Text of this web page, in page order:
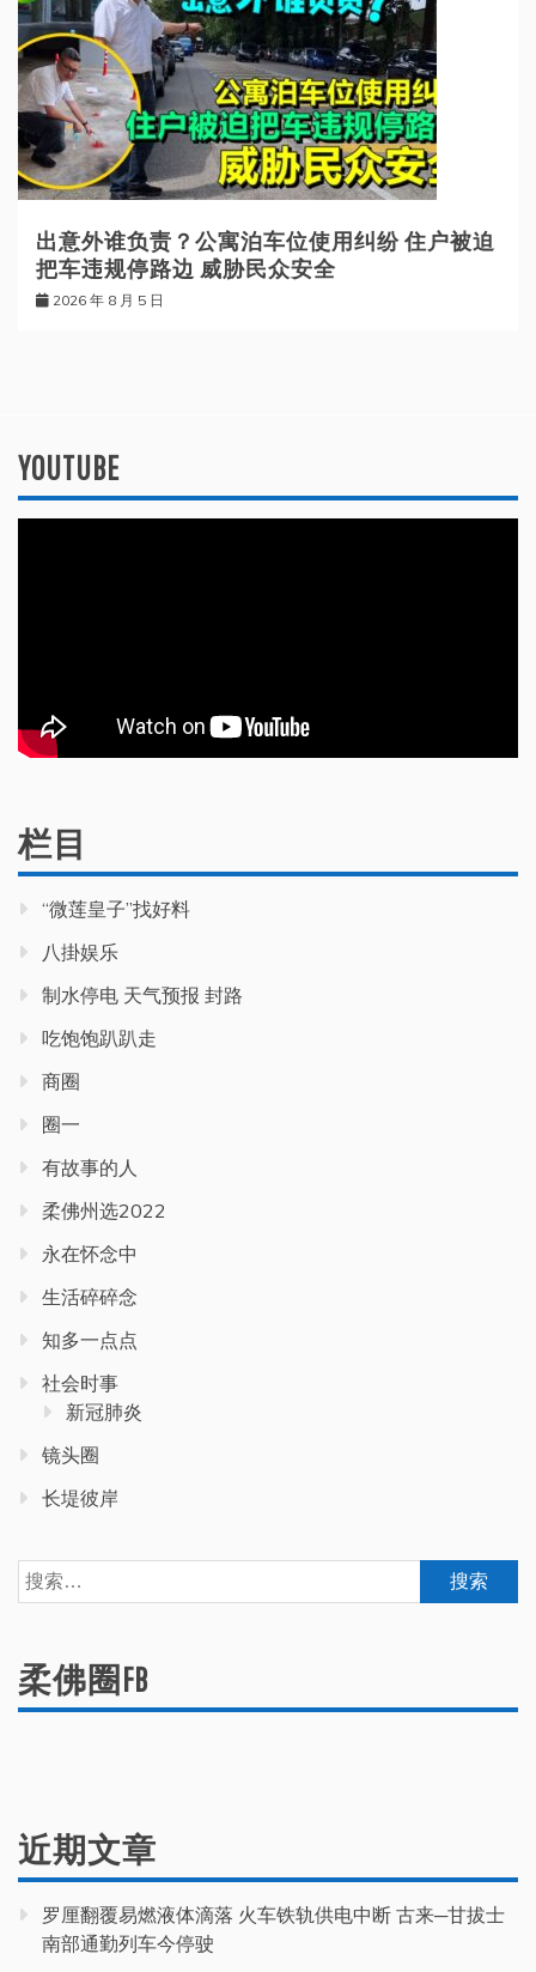
出意外谁负责？公寓泊车位使用纠纷 住户被迫
把车违规停路边 威胁民众安全
2026 年 8 月 5 日
YOUTUBE
栏目
“微莲皇子”找好料
八掛娱乐
制水停电 天气预报 封路
吃饱饱趴趴走
商圈
圈一
有故事的人
柔佛州选2022
永在怀念中
生活碎碎念
知多一点点
社会时事
新冠肺炎
镜头圈
长堤彼岸
搜
索：
柔佛圈FB
近期文章
罗厘翻覆易燃液体滴落 火车铁轨供电中断 古来─甘拔士
南部通勤列车今停驶